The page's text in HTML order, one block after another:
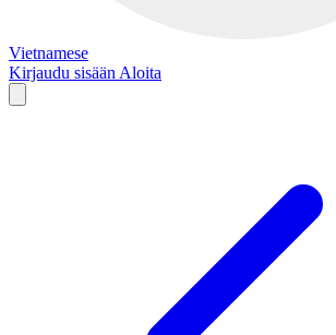
Vietnamese
Kirjaudu sisään Aloita